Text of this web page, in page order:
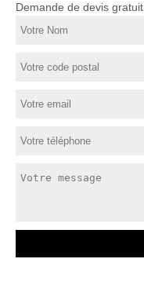
Demande de devis gratuit